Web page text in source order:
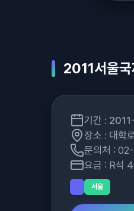
2011서울
기간 :
장소 : 대학
문의처 :
요금 : R석
서울